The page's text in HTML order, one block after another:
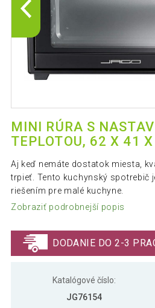
MINI RÚRA S
TEPLOTOU, 62 X 41
Aj keď nemáte dostatok miesta,
trpieť. Tento kuchynský spotrebič
riešením pre malé kuchyne.
Zobraziť podrobnejší popis
DODANIE DO 2-3
Katalógové číslo:
JG76154